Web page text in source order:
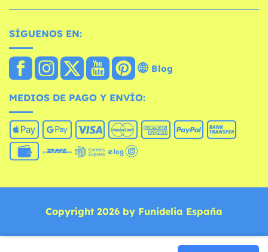
SÍGUENOS EN:
Blog
MEDIOS DE PAGO Y ENVÍO:
Copyright 2026 by Funidelia España